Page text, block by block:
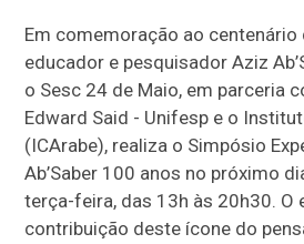
Em comemoração ao
educador e pesquisador Aziz
o Sesc 24 de Maio, em parceria
Edward Said - Unifesp e o
(ICArabe), realiza o Simpósio
Ab’Saber 100 anos no próximo
terça-feira, das 13h às 20h30. O
contribuição deste ícone do